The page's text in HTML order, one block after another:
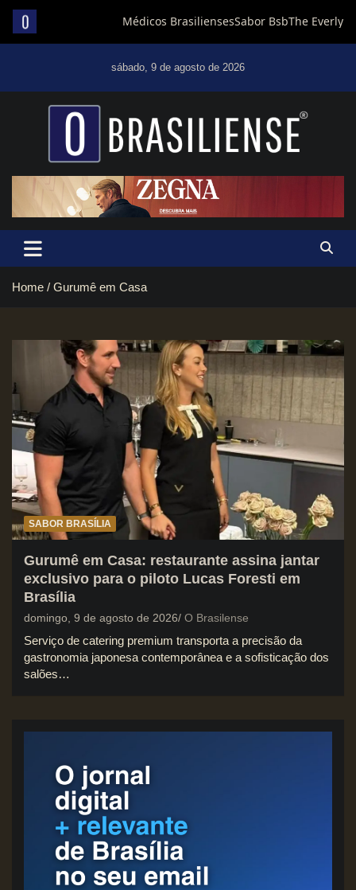
sábado, 9 de agosto de 2026
Um diário de notícias que trabalha por Brasília
Home Gurumê em Casa
SABOR BRASÍLIA
Gurumê em Casa: restaurante assina jantar
exclusivo para o piloto Lucas Foresti em
Brasília
domingo, 9 de agosto de 2026 O Brasilense
Serviço de catering premium transporta a precisão da
gastronomia japonesa contemporânea e a sofisticação dos
salões…